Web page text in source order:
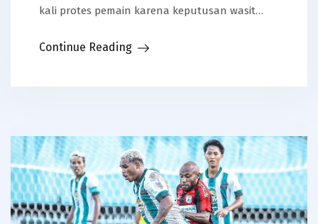
kali protes pemain karena keputusan wasit…
Continue Reading